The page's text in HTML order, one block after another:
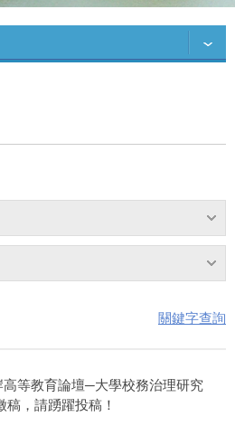
關鍵字查詢
高等教育論壇─大學校務治理研究
稿，請踴躍投稿！